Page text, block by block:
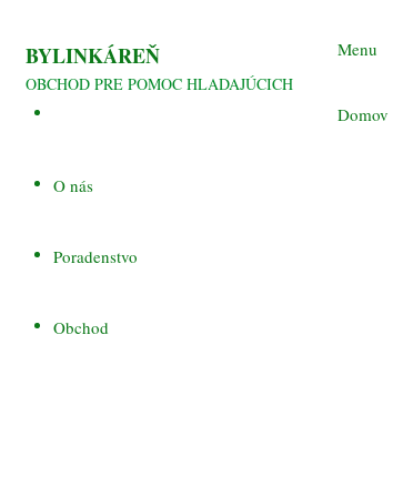
obsah
BYLINKÁREŇ
OBCHOD PRE POMOC HLADAJÚCICH
Menu
Domov
O nás
Poradenstvo
Obchod